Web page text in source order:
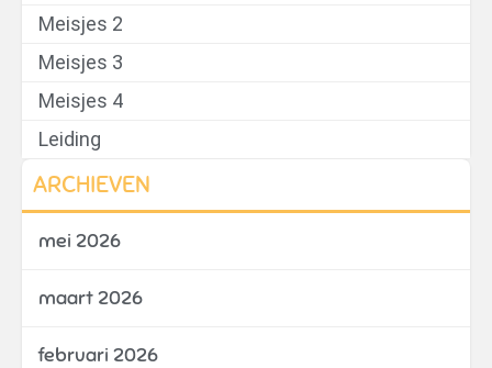
Meisjes 2
Meisjes 3
Meisjes 4
Leiding
ARCHIEVEN
mei 2026
maart 2026
februari 2026